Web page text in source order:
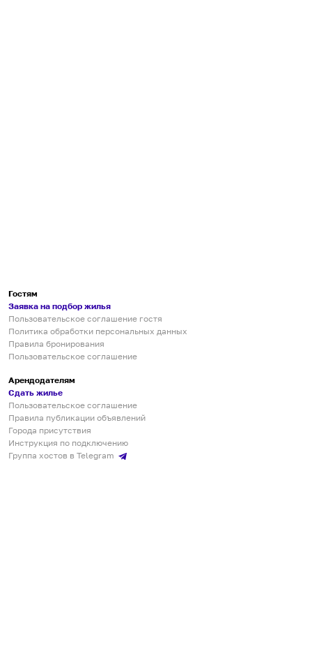
Гостям
Заявка на подбор жилья
Пользовательское соглашение гостя
Политика обработки персональных данных
Правила бронирования
Пользовательское соглашение
Арендодателям
Сдать жилье
Пользовательское соглашение
Правила публикации объявлений
Города присутствия
Инструкция по подключению
Группа хостов в Telegram